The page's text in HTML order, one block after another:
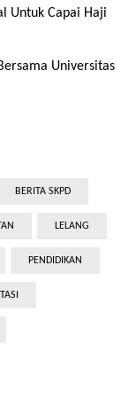
Untuk Capai Haji
Universitas
BERITA SKPD
LELANG
PENDIDIKAN